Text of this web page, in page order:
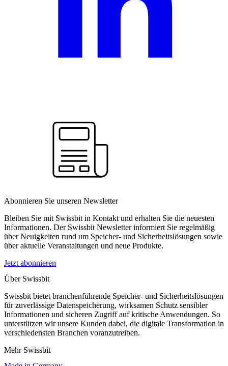
Abonnieren Sie unseren Newsletter
Bleiben Sie mit Swissbit in Kontakt und erhalten Sie die neuesten
Informationen. Der Swissbit Newsletter informiert Sie regelmäßig
über Neuigkeiten rund um Speicher- und Sicherheitslösungen sowie
über aktuelle Veranstaltungen und neue Produkte.
Jetzt abonnieren
Über Swissbit
Swissbit bietet branchenführende Speicher- und Sicherheitslösungen
für zuverlässige Datenspeicherung, wirksamen Schutz sensibler
Informationen und sicheren Zugriff auf kritische Anwendungen. So
unterstützen wir unsere Kunden dabei, die digitale Transformation in
verschiedensten Branchen voranzutreiben.
Mehr Swissbit